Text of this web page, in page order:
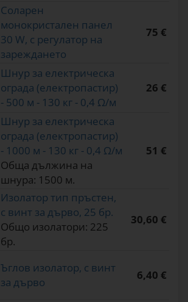
Соларен
монокристален панел
30 W, с регулатор на
зареждането
75 €
Шнур за електрическа
ограда (електропастир)
- 500 м - 130 кг - 0,4 Ω/м
26 €
Шнур за електрическа
ограда (електропастир)
- 1000 м - 130 кг - 0,4 Ω/м
Обща дължина на
шнура: 1500 м.
51 €
Изолатор тип пръстен,
с винт за дърво, 25 бр.
Общо изолатори: 225
бр.
30,60 €
Ъглов изолатор, с винт
за дърво
6,40 €